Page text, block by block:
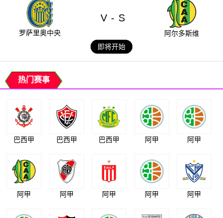
罗萨里奥中央
V - S
阿尔多斯维
即将开始
热门赛事
巴西甲 巴西甲 巴西甲 阿甲 阿甲
阿甲 阿甲 阿甲 阿甲 阿甲